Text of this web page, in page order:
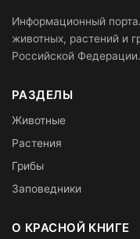
Информационный
животных, растений и
Российской Федерации.
РАЗДЕЛЫ
Животные
Растения
Грибы
Заповедники
О КРАСНОЙ КНИГЕ